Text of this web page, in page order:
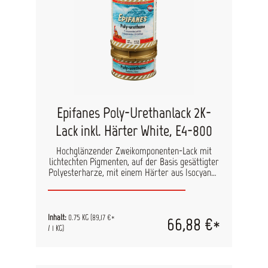
Epifanes Poly-Urethanlack 2K-
Lack inkl. Härter White, E4-800
Hochglänzender Zweikomponenten-Lack mit
lichtechten Pigmenten, auf der Basis gesättigter
Polyesterharze, mit einem Härter aus Isocyanat.
langanhaltenden Glanz, eine besondere
Abriebfestigkeit aus. Geeignet für Pinsel-,
Rollen- und Spritzapplikation.
Inhalt: 0.75 KG(89,17 €*
/ 1 KG)
66,88 €*